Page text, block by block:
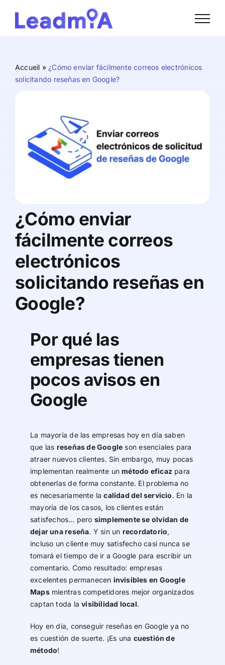
content
Accueil » ¿Cómo enviar fácilmente correos electrónicos
solicitando reseñas en Google?
¿Cómo enviar
fácilmente correos
electrónicos
solicitando reseñas en
Google?
Por qué las
empresas tienen
pocos avisos en
Google
La mayoría de las empresas hoy en día saben
que las reseñas de Google son esenciales para
atraer nuevos clientes. Sin embargo, muy pocas
implementan realmente unmétodo eficazpara
obtenerlas de forma constante. El problema no
es necesariamente lacalidad del servicio. En la
mayoría de los casos, los clientes están
satisfechos… pero simplemente se olvidan de
dejar una reseña. Y sin un recordatorio,
incluso un cliente muy satisfecho casi nunca se
tomará el tiempo de ir a Google para escribir un
comentario. Como resultado: empresas
excelentes permanecen invisibles en Google
Mapsmientras competidores mejor organizados
captan toda lavisibilidad local.
Hoy en día, conseguir reseñas en Google ya no
es cuestión de suerte. ¡Es una cuestión de
método!